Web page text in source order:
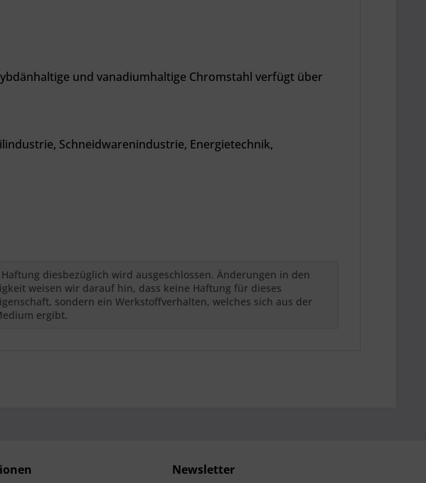
und vanadiumhaltige Chromstahl verfügt über
Schneidwarenindustrie, Energietechnik,
diesbezüglich wird ausgeschlossen. Änderungen in den
weisen wir darauf hin, dass keine Haftung für dieses
sondern ein Werkstoffverhalten, welches sich aus der
ergibt.
Newsletter